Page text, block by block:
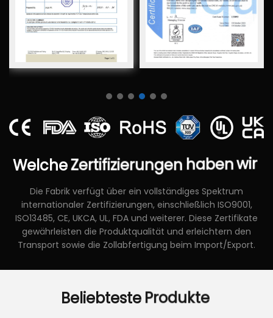
WelcheZertifizierungen habenwir
Die Fabrik verfügt über ein vollständiges Spektrum
internationaler Zertifizierungen, einschließlich ISO9001,
ISO13485, CE, UKCA, UL, FDA und weiterer. Diese Zertifikate
gewährleisten die Produktqualität und erleichtern den
Transport sowie die Zollabfertigung beim Import/Export.
BeliebtesteProdukte